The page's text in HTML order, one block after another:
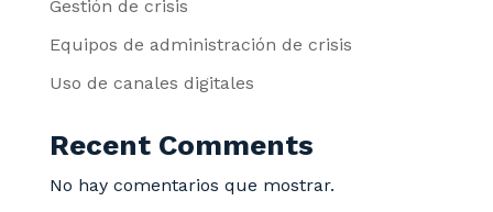
Gestión de crisis
Equipos de administración de crisis
Uso de canales digitales
Recent Comments
No hay comentarios que mostrar.